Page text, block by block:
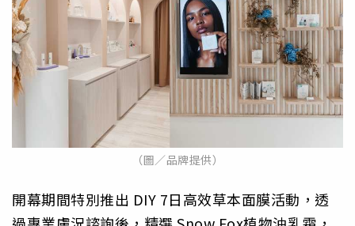
（圖／品牌提供）
開幕期間特別推出 DIY 7日高效草本面膜活動，透